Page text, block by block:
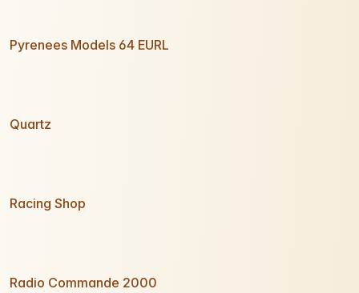
Pyrenees Models 64 EURL
Quartz
Racing Shop
Radio Commande 2000